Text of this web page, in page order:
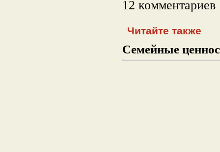
12 комментариев
Читайте также
Семейные